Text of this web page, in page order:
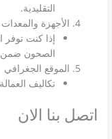
التقليدية.
الأجهزة والمعدات
إذا كنت توفر
الصحون ضمن
الموقع الجغرافي
تكاليف
اتصل بنا الان